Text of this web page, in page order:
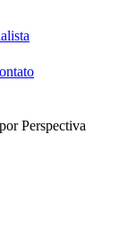
por Perspectiva